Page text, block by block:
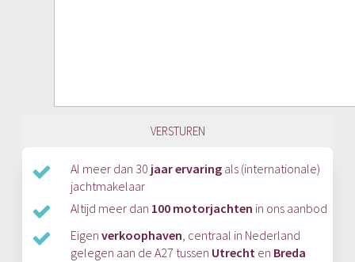
Al meer dan 30 jaar ervaring als (internationale)
jachtmakelaar
Altijd meer dan 100 motorjachten in ons aanbod
Eigenverkoophaven, centraal in Nederland
gelegen aan de A27 tussen Utrecht en Breda